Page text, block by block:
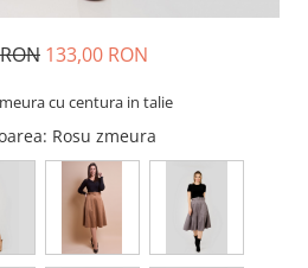
133,00 RON
cu centura in talie
: Rosu zmeura